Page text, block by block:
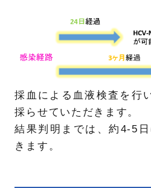
採血による血液検査を行
採らせていただきます。
結果判明までは、約4-5
きます。